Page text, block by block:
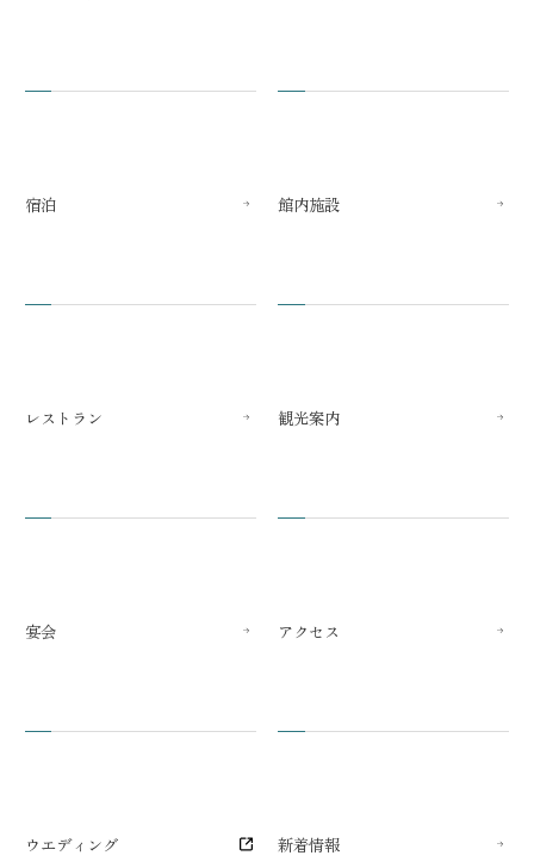
宿泊
レストラン
宴会
ウエディング
館内施設
観光案内
アクセス
新着情報